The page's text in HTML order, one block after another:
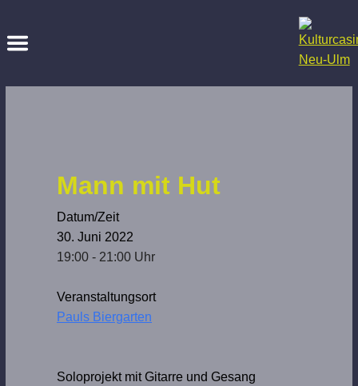
Mann mit Hut
Datum/Zeit
30. Juni 2022
19:00 - 21:00 Uhr
Veranstaltungsort
Pauls Biergarten
Soloprojekt mit Gitarre und Gesang